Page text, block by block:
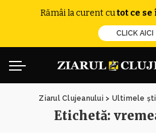
Rămâi la curent cutot ce
CLICK AICI
Ziarul Clujeanului > Ultimele
Etichetă: